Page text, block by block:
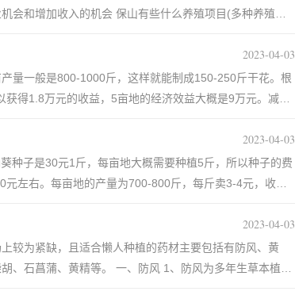
季蔬菜育苗时温度较高，且暴雨较多。因此，在种子播种
膜布，以阻挡雨水直接冲刷，并防止阳光直射对苗床造成
覆盖效果，防止病虫害的发生。3、病虫防治在苗出土
虎等害虫；同时，重点防治苗期常见的病害，以保障苗的
用肥沃且未种过与所育蔬菜同科作物的田土，将发酵腐熟
实。，在苗床四周挖好排水沟。2、播种方法（1）种子处
捞出后用清水冲洗干净，然后进行浸种催芽。对于喜冷凉
利发芽。（2）选择播期：初秋蔬菜育苗，要根据蔬菜特
壤的肥力。三、种植1.挖坑：在准备好的土壤中，根据枸
浇透水后，用手轻轻拍压土壤，使土壤与种苗紧密结合。
润，但不要过度浇水，以免导致根部腐烂。2.施肥：在生
发育。3.修剪：在枸杞子长到一定高度时，需要进行适当
28℃之间的温度生长，过低或过高的温度会影响它的生
子生长过快，增加了病虫害的风险，需要控制施肥量。
山有些什么养殖项目(多种养殖项
殖业是该地区的关键产业之一，为农民提供了多样的就业
保山进行的养殖项目，希望对大家有所启发，开启致富之
山的传统养殖项目之一。由于当地的气候适宜，土地适合
加值。2. 畜牧养殖保山的气候条件适宜畜牧业的发展，养
可以提供肉类、奶制品等产品，市场需求大，潜力巨大。
生产，实现资源的循环利用。3. 蜜蜂养殖保山的自然环境
蜜蜂还可以进行蜜蜂产品的深加工，增加附加值。4. 鱼类
养殖。养殖者可以选择养殖鲤鱼、鳜鱼、草鱼等常见的淡
养殖可以提供高蛋白、低脂肪的食品，市场需求大，且价
量一般是800-1000斤，这样就能制成150-250斤干花。根
得1.8万元的收益，5亩地的经济效益大概是9万元。减去
金银花一年利润多少 1、金银花亩产800-1000斤，可制
，120元每亩150斤干花可以带来1.8万元的经济效益，5亩
，当年的总利润是77000元，以后每年的利润是80000多
比较好。 3、现在人们对于中药有较高的信任程度，所以
中药对于它的大量需求，因此种植金银花的前景比较广
风险 （1）在从事药材的生产过程中会遇到的市场行情下
2023-04-03
种子是30元1斤，每亩地大概需要种植5斤，所以种子的费
左右。每亩地的产量为700-800斤，每斤卖3-4元，收益
润 1、一亩地油葵利润1450-2650元。油葵种子一般为30
子费用大约为150元，后期施肥、打农药等，每亩地大约
斤，每斤可以卖3-4元，收益为2100-3200，所以除去成
2023-04-03
较为紧缺，且适合懒人种植的药材主要包括有防风、黄
、石菖蒲、黄精等。 一、防风 1、防风为多年生草本植
2023-04-03